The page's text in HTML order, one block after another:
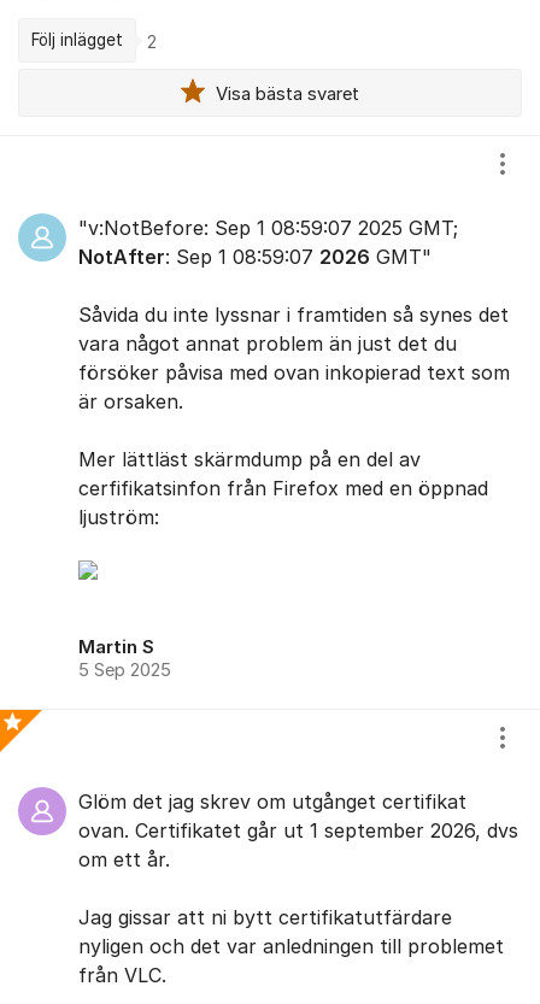
Följ inlägget 2
Visa bästa svaret
"v:NotBefore: Sep 1 08:59:07 2025 GMT;
NotAfter: Sep 1 08:59:07 2026 GMT"
Såvida du inte lyssnar i framtiden så synes det
vara något annat problem än just det du
försöker påvisa med ovan inkopierad text som
är orsaken.
Mer lättläst skärmdump på en del av
cerfifikatsinfon från Firefox med en öppnad
ljuström:
Martin S
5 Sep 2025
Glöm det jag skrev om utgånget certifikat
ovan. Certifikatet går ut 1 september 2026, dvs
om ett år.
Jag gissar att ni bytt certifikatutfärdare
nyligen och det var anledningen till problemet
från VLC.